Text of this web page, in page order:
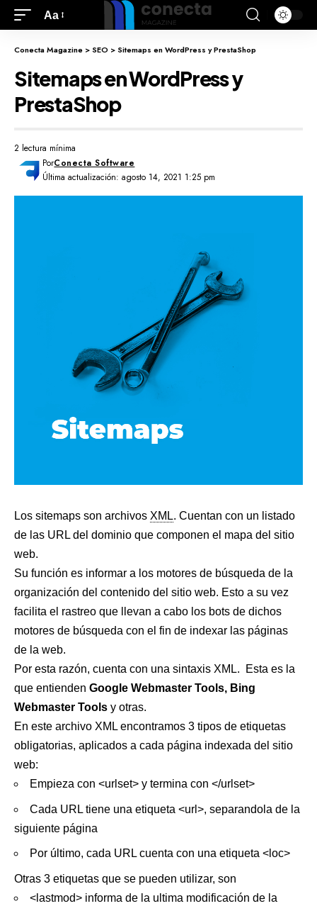
Aa
Conecta Magazine > SEO > Sitemaps en WordPress y PrestaShop
Sitemaps en WordPress y
PrestaShop
Última actualización: agosto 14, 2021 1:25 pm
PorConecta Software
2 lectura mínima
Los sitemaps son archivos XML. Cuentan con un listado
de las URL del dominio que componen el mapa del sitio
web.
Su función es informar a los motores de búsqueda de la
organización del contenido del sitio web. Esto a su vez
facilita el rastreo que llevan a cabo los bots de dichos
motores de búsqueda con el fin de indexar las páginas
de la web.
Por esta razón, cuenta con una sintaxis XML. Esta es la
que entienden Google Webmaster Tools, Bing
Webmaster Tools y otras.
En este archivo XML encontramos 3 tipos de etiquetas
obligatorias, aplicados a cada página indexada del sitio
web:
Empieza con <urlset> y termina con </urlset>
Cada URL tiene una etiqueta <url>, separandola de la
siguiente página
Por último, cada URL cuenta con una etiqueta <loc>
Otras 3 etiquetas que se pueden utilizar, son
<lastmod> informa de la ultima modificación de la